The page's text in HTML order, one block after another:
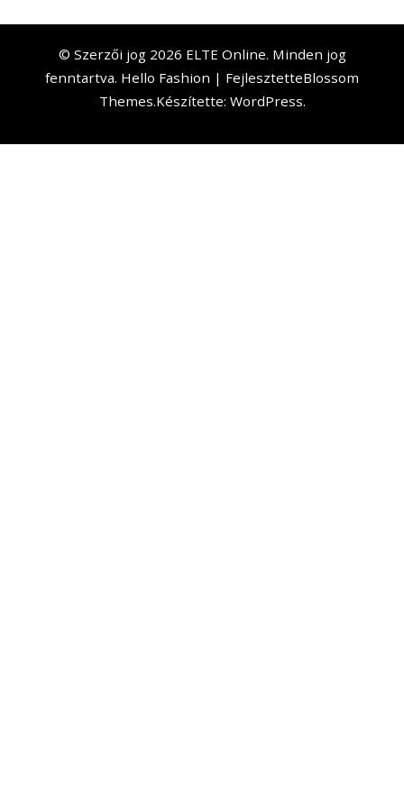
© Szerzői jog 2026 ELTE Online. Minden jog
fenntartva. Hello Fashion | FejlesztetteBlossom
Themes.Készítette: WordPress.